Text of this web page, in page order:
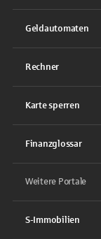
Geldautomaten
Rechner
Karte sperren
Finanzglossar
Weitere Portale
S-Immobilien